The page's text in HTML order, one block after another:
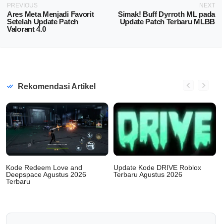
PREVIOUS
Ares Meta Menjadi Favorit
Setelah Update Patch
Valorant 4.0
NEXT
Simak! Buff Dyrroth ML pada
Update Patch Terbaru MLBB
Rekomendasi Artikel
Kode Redeem Love and
Deepspace Agustus 2026
Terbaru
Update Kode DRIVE Roblox
Terbaru Agustus 2026